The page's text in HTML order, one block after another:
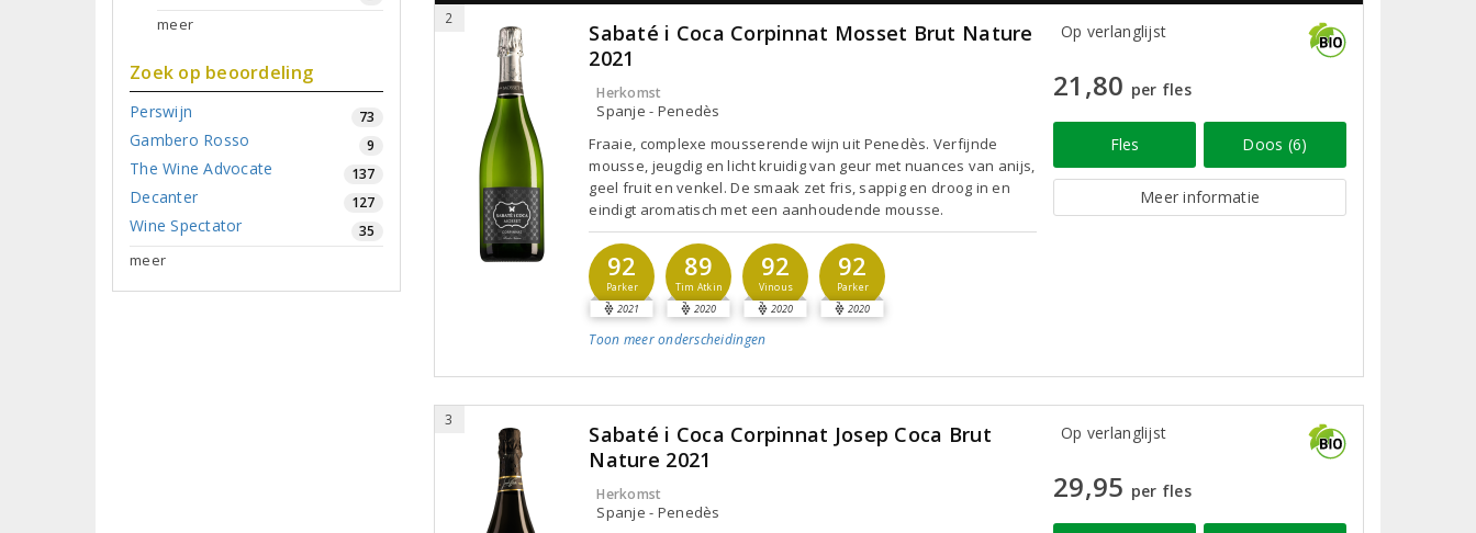
meer
Zoek op beoordeling
Perswijn 73
Gambero Rosso 9
The Wine Advocate 137
Decanter 127
Wine Spectator 35
meer
2
Sabaté i Coca Corpinnat Mosset Brut Nature
2021
Herkomst
Spanje - Penedès
Fraaie, complexe mousserende wijn uit Penedès. Verfijnde
mousse, jeugdig en licht kruidig van geur met nuances van anijs,
geel fruit en venkel. De smaak zet fris, sappig en droog in en
eindigt aromatisch met een aanhoudende mousse.
92
Parker
2021
89
Tim Atkin
2020
92
Vinous
2020
92
Parker
2020
Toon meeronderscheidingen
Op verlanglijst
21,80 per fles
Fles Doos (6)
Meer informatie
3
Sabaté i Coca Corpinnat Josep Coca Brut
Nature 2021
Herkomst
Spanje - Penedès
Op verlanglijst
29,95 per fles